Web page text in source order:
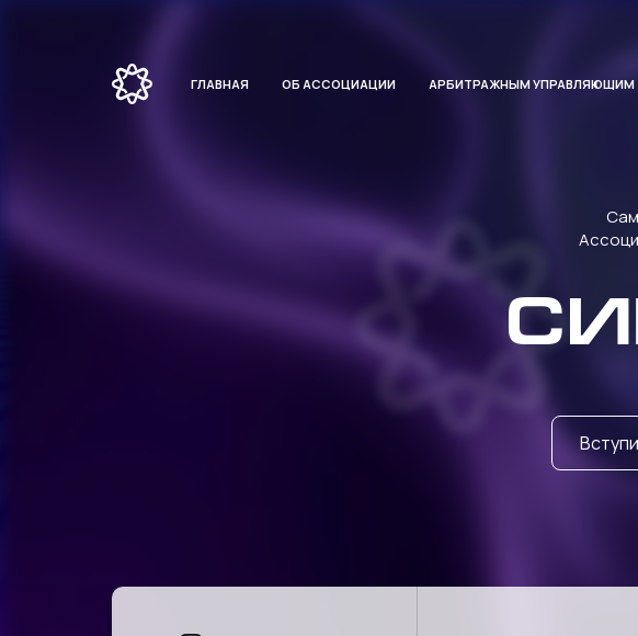
ГЛАВНАЯ ОБ АССОЦИАЦИИ АРБИТРАЖНЫМ УПРАВЛЯЮЩИМ